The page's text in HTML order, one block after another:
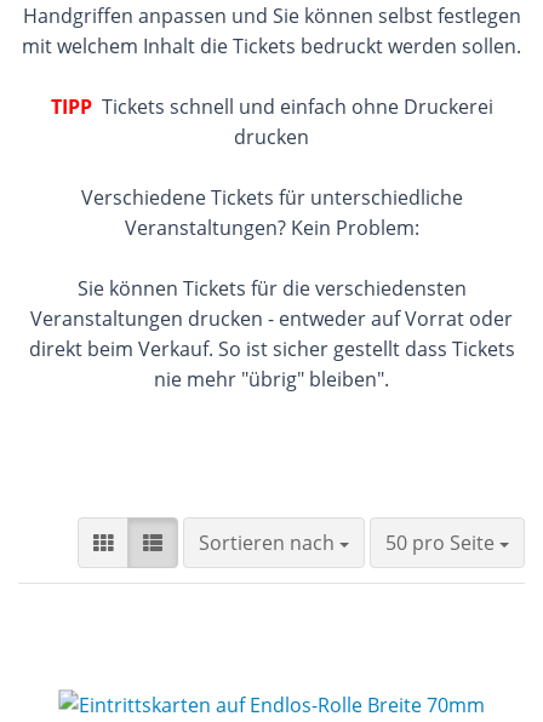
Handgriffen anpassen und Sie können selbst festlegen
mit welchem Inhalt die Tickets bedruckt werden sollen.
TIPPTickets schnell und einfach ohne Druckerei
drucken
Verschiedene Tickets für unterschiedliche
Veranstaltungen? Kein Problem:
Sie können Tickets für die verschiedensten
Veranstaltungen drucken - entweder auf Vorrat oder
direkt beim Verkauf. So ist sicher gestellt dass Tickets
nie mehr "übrig" bleiben".
Sortieren nach
Sortieren nach 50 pro Seite
pro Seite